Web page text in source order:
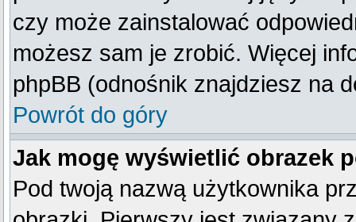
czy może zainstalować
możesz sam je zrobić. Więcej
phpBB (odnośnik znajdziesz na
Powrót do góry
Jak mogę wyświetlić obrazek
Pod twoją nazwą użytkownika